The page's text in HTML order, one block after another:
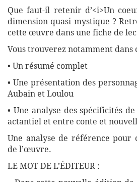
Que faut-il retenir d’<i>Un
dimension quasi mystique ?
cette œuvre dans une fiche de
Vous trouverez notamment dans
• Un résumé complet
• Une présentation des
Aubain et Loulou
• Une analyse des spécificités
actantiel et entre conte et
Une analyse de référence pour
de l’œuvre.
LE MOT DE L’ÉDITEUR :